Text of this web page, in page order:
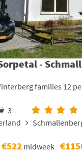
-
families 12
3
€522 midweek